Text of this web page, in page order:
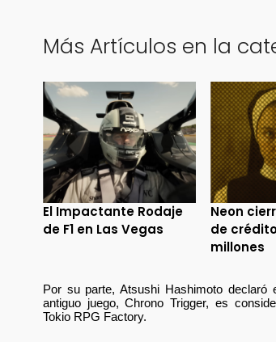
Más Artículos en la
El Impactante Rodaje
de F1 en Las Vegas
Neon
de
millones
Por su parte, Atsushi Hashimoto declaró
antiguo juego, Chrono Trigger, es
Tokio RPG Factory.